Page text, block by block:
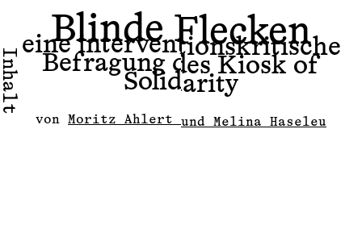
Inhalt
Blinde Flecken
eine interventionskritische
Befragung des Kiosk of
Solidarity
von Moritz Ahlert und Melina Haseleu
Blinde Flecken
eine interventionskritische
Befragung des Kiosk of
Solidarity
von Moritz Ahlert und Melina Haseleu